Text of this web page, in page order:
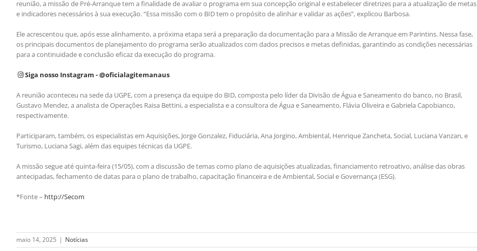
reunião, a missão de Pré-Arranque tem a finalidade de avaliar o programa em sua concepção original e estabelecer diretrizes para a atualização de metas
e indicadores necessários à sua execução. “Essa missão com o BID tem o propósito de alinhar e validar as ações”, explicou Barbosa.
Ele acrescentou que, após esse alinhamento, a próxima etapa será a preparação da documentação para a Missão de Arranque em Parintins. Nessa fase,
os principais documentos de planejamento do programa serão atualizados com dados precisos e metas definidas, garantindo as condições necessárias
para a continuidade e conclusão eficaz da execução do programa.
Siga nosso Instagram - @oficialagitemanaus
A reunião aconteceu na sede da UGPE, com a presença da equipe do BID, composta pelo líder da Divisão de Água e Saneamento do banco, no Brasil,
Gustavo Mendez, a analista de Operações Raisa Bettini, a especialista e a consultora de Água e Saneamento, Flávia Oliveira e Gabriela Capobianco,
respectivamente.
Participaram, também, os especialistas em Aquisições, Jorge Gonzalez, Fiduciária, Ana Jorgino, Ambiental, Henrique Zancheta, Social, Luciana Vanzan, e
Turismo, Luciana Sagi, além das equipes técnicas da UGPE.
A missão segue até quinta-feira (15/05), com a discussão de temas como plano de aquisições atualizadas, financiamento retroativo, análise das obras
antecipadas, fechamento de datas para o plano de trabalho, capacitação financeira e de Ambiental, Social e Governança (ESG).
*Fonte – http://Secom
maio 14, 2025 | Notícias